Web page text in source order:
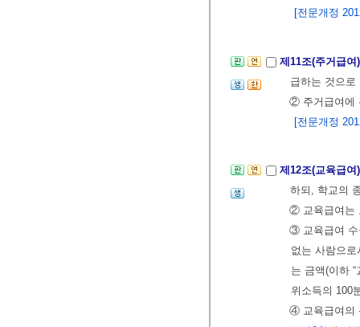
[전문개정
제11조(주거급
급하는 것으
② 주거급여에
[전문개정
제12조(교육급
하되, 학교의
② 교육급여는
③ 교육급여 수
없는 사람으
는 금액(이하
위소득의 100
④ 교육급여의